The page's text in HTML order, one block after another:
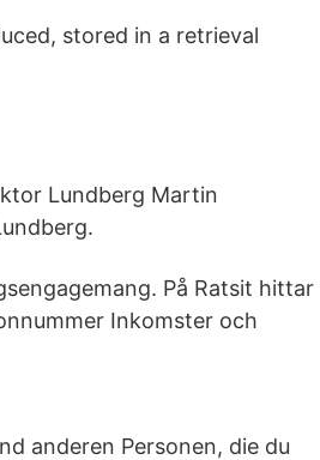
stored in a retrieval
Lundberg Martin
På Ratsit hittar
Inkomster och
anderen Personen, die du